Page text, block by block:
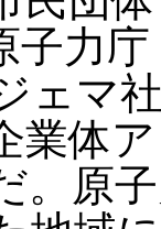
子力
ェマ
業体
。原